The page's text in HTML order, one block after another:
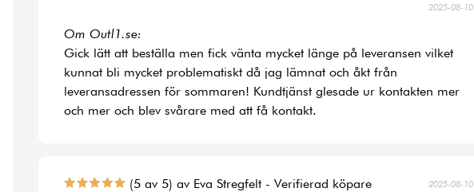
2025-08-10
Om Outl1.se:
Gick lätt att beställa men fick vänta mycket länge på leveransen vilket
kunnat bli mycket problematiskt då jag lämnat och åkt från
leveransadressen för sommaren! Kundtjänst glesade ur kontakten mer
och mer och blev svårare med att få kontakt.
(5 av 5) av Eva Stregfelt - Verifierad köpare 2025-08-10